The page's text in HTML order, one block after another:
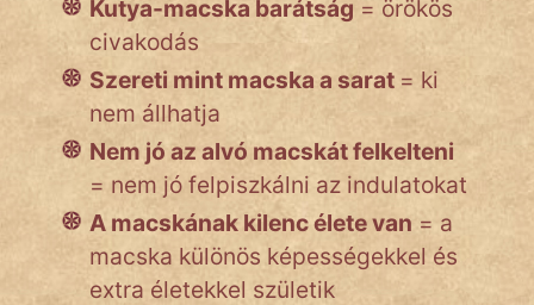
Kutya-macska barátság = örökös
civakodás
Szereti mint macska a sarat = ki
nem állhatja
Nem jó az alvó macskát felkelteni
= nem jó felpiszkálni az indulatokat
A macskának kilenc élete van = a
macska különös képességekkel és
extra életekkel születik